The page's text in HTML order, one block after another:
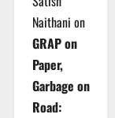
Naithani on
GRAP on
Paper,
Garbage on
Road: